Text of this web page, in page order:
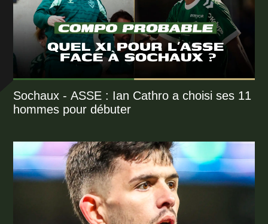
Sochaux - ASSE : Ian Cathro a choisi ses 11
hommes pour débuter